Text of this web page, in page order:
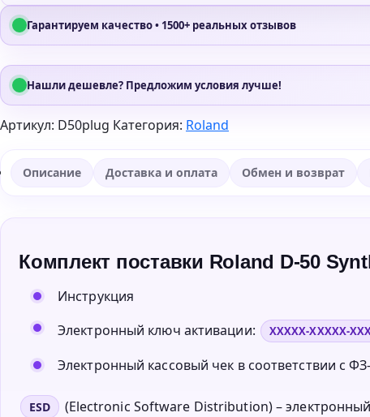
Гарантируем качество • 1500+ реальных отзывов
Нашли дешевле? Предложим условия лучше!
Артикул: D50plug Категория: Roland
Описание Доставка и оплата Обмен и возврат
Комплект поставки Roland D-50
Инструкция
Электронный ключ активации:
XXXXX-XXXXX-
Электронный кассовый чек в соответствии с
ESD
(Electronic Software Distribution) –